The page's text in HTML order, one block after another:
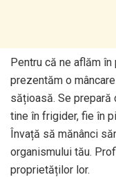
Pentru că ne aflăm
prezentăm o
sățioasă. Se
tine în frigider, fie în
Învață să mănânci
organismului tău.
proprietăților lor.